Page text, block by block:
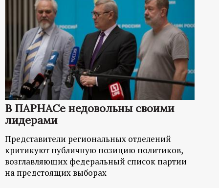
В ПАРНАСе недовольны своими
лидерами
Представители региональных отделений
критикуют публичную позицию политиков,
возглавляющих федеральный список партии
на предстоящих выборах